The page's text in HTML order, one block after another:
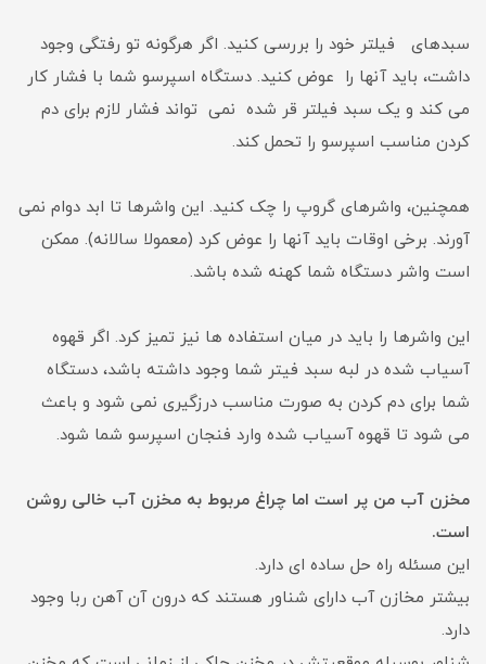
سبدهای فیلتر خود را بررسی کنید. اگر هرگونه تو رفتگی وجود
داشت، باید آنها را عوض کنید. دستگاه اسپرسو شما با فشار کار
می کند و یک سبد فیلتر قر شده نمی تواند فشار لازم برای دم
کردن مناسب اسپرسو را تحمل کند.
همچنین، واشرهای گروپ را چک کنید. این واشرها تا ابد دوام نمی
آورند. برخی اوقات باید آنها را عوض کرد (معمولا سالانه). ممکن
است واشر دستگاه شما کهنه شده باشد.
این واشرها را باید در میان استفاده ها نیز تمیز کرد. اگر قهوه
آسیاب شده در لبه سبد فیتر شما وجود داشته باشد، دستگاه
شما برای دم کردن به صورت مناسب درزگیری نمی شود و باعث
می شود تا قهوه آسیاب شده وارد فنجان اسپرسو شما شود.
مخزن آب من پر است اما چراغ مربوط به مخزن آب خالی روشن
است.
این مسئله راه حل ساده ای دارد.
بیشتر مخازن آب دارای شناور هستند که درون آن آهن ربا وجود
دارد.